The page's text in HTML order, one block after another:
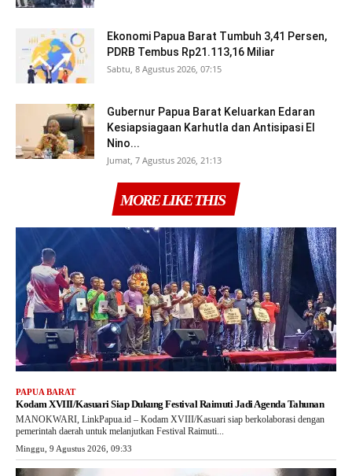
Ekonomi Papua Barat Tumbuh 3,41 Persen,
PDRB Tembus Rp21.113,16 Miliar
Sabtu, 8 Agustus 2026, 07:15
Gubernur Papua Barat Keluarkan Edaran
Kesiapsiagaan Karhutla dan Antisipasi El
Nino...
Jumat, 7 Agustus 2026, 21:13
MORE LIKE THIS
PAPUA BARAT
Kodam XVIII/Kasuari Siap Dukung Festival Raimuti Jadi Agenda Tahunan
MANOKWARI, LinkPapua.id – Kodam XVIII/Kasuari siap berkolaborasi dengan
pemerintah daerah untuk melanjutkan Festival Raimuti...
Minggu, 9 Agustus 2026, 09:33